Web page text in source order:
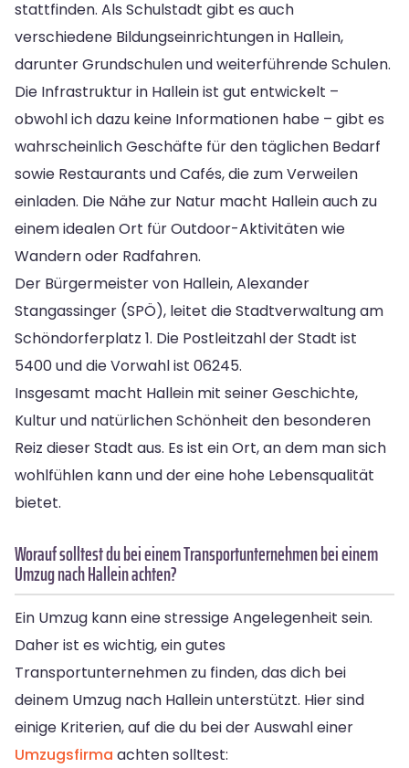
stattfinden. Als Schulstadt gibt es auch
verschiedene Bildungseinrichtungen in Hallein,
darunter Grundschulen und weiterführende Schulen.
Die Infrastruktur in Hallein ist gut entwickelt –
obwohl ich dazu keine Informationen habe – gibt es
wahrscheinlich Geschäfte für den täglichen Bedarf
sowie Restaurants und Cafés, die zum Verweilen
einladen. Die Nähe zur Natur macht Hallein auch zu
einem idealen Ort für Outdoor-Aktivitäten wie
Wandern oder Radfahren.
Der Bürgermeister von Hallein, Alexander
Stangassinger (SPÖ), leitet die Stadtverwaltung am
Schöndorferplatz 1. Die Postleitzahl der Stadt ist
5400 und die Vorwahl ist 06245.
Insgesamt macht Hallein mit seiner Geschichte,
Kultur und natürlichen Schönheit den besonderen
Reiz dieser Stadt aus. Es ist ein Ort, an dem man sich
wohlfühlen kann und der eine hohe Lebensqualität
bietet.
Worauf solltest du bei einem Transportunternehmen bei einem
Umzug nach Hallein achten?
Ein Umzug kann eine stressige Angelegenheit sein.
Daher ist es wichtig, ein gutes
Transportunternehmen zu finden, das dich bei
deinem Umzug nach Hallein unterstützt. Hier sind
einige Kriterien, auf die du bei der Auswahl einer
Umzugsfirma achten solltest: